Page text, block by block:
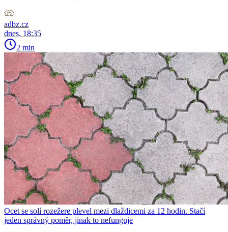
adbz.cz
dnes, 18:35
2 min
Ocet se solí rozežere plevel mezi dlaždicemi za 12 hodin. Stačí
jeden správný poměr, jinak to nefunguje